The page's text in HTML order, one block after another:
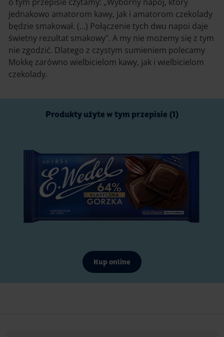
jednakowo amatorom kawy, jak i amatorom czekolady
będzie smakował. (...) Połączenie tych dwu napoi daje
świetny rezultat smakowy”. A my nie możemy się z tym
nie zgodzić. Dlatego z czystym sumieniem polecamy
Mokkę zarówno wielbicielom kawy, jak i wielbicielom
czekolady.
Produkty użyte w tym przepisie (1)
Kup online